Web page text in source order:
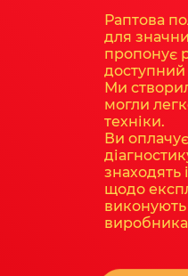
Раптова
для
пропонує
Ми
могли
техніки.
Ви
знаходять
щодо